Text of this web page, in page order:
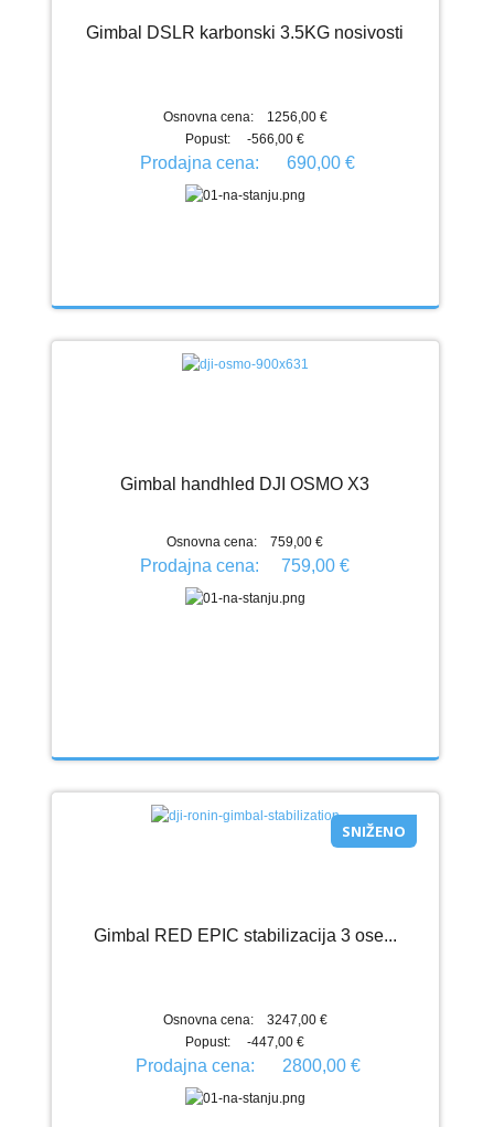
Gimbal DSLR karbonski 3.5KG nosivosti
Osnovna cena:
1256,00 €
Popust:
-566,00 €
Prodajna cena: 690,00 €
Gimbal handhled DJI OSMO X3
Osnovna cena: 759,00 €
Prodajna cena: 759,00 €
SNIŽENO
Gimbal RED EPIC stabilizacija 3 ose...
Osnovna cena:
3247,00 €
Popust:
-447,00 €
Prodajna cena: 2800,00 €